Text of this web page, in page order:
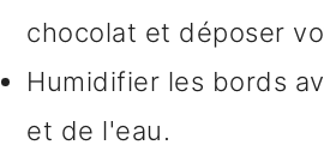
chocolat et déposer
Humidifier les bords
et de l'eau.